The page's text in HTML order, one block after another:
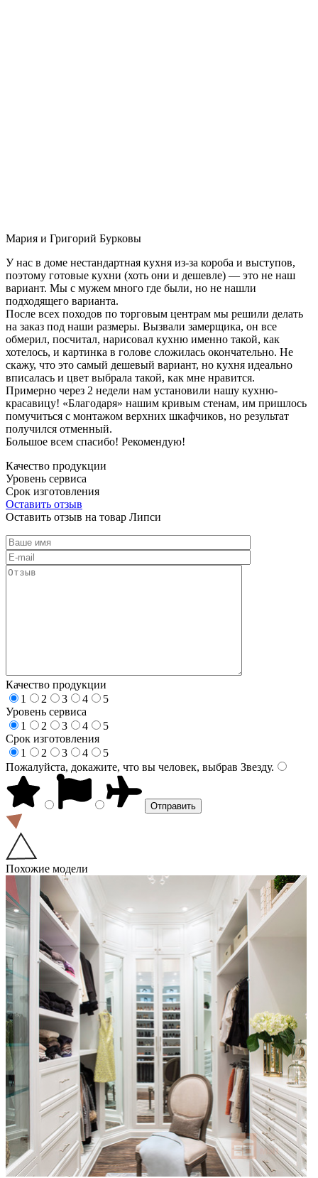
Мария и Григорий Бурковы
У нас в доме нестандартная кухня из-за короба и выступов,
поэтому готовые кухни (хоть они и дешевле) — это не наш
вариант. Мы с мужем много где были, но не нашли
подходящего варианта.
После всех походов по торговым центрам мы решили делать
на заказ под наши размеры. Вызвали замерщика, он все
обмерил, посчитал, нарисовал кухню именно такой, как
хотелось, и картинка в голове сложилась окончательно. Не
скажу, что это самый дешевый вариант, но кухня идеально
вписалась и цвет выбрала такой, как мне нравится.
Примерно через 2 недели нам установили нашу кухню-
красавицу! «Благодаря» нашим кривым стенам, им пришлось
помучиться с монтажом верхних шкафчиков, но результат
получился отменный.
Большое всем спасибо! Рекомендую!
Качество продукции
Уровень сервиса
Срок изготовления
Оставить отзыв
Оставить отзыв на товар Липси
Качество продукции
1
2 3 4
5
Уровень сервиса
1
2 3 4
5
Срок изготовления
1
2 3 4
5
Пожалуйста, докажите, что вы человек, выбрав Звезду.
Похожие модели